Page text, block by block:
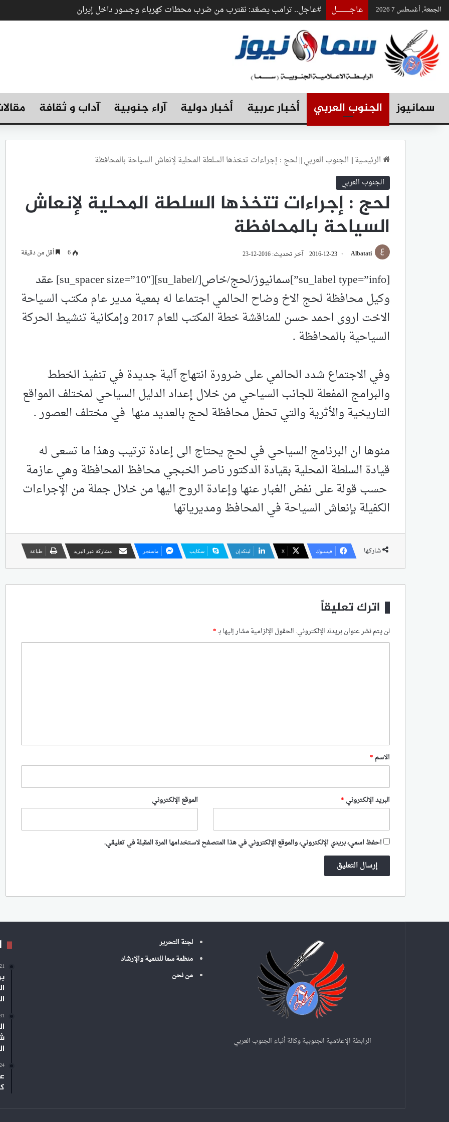
الجمعة, أغسطس 7 2026 عاجـــــــــــــل #عاجل.. ترامب يصعّد: نقترب من ضرب محطات كهرباء وجسور داخل إيران
سمانيوز الجنوب العربي أخبار عربية أخبار دولية آراء جنوبية آداب و ثقافة
الرئيسية||الجنوب العربي||لحج : إجراءات تتخذها السلطة المحلية لإنعاش السياحة بالمحافظة
الجنوب العربي
لحج : إجراءات تتخذها السلطة المحلية لإنعاش
السياحة بالمحافظة
Albatati
2016-12-23 آخر تحديث: 2016-12-23 6 أقل من دقيقة
[su_label type=”info”]سمانيوز/لحج/خاص[/su_label][su_spacer size=”10″] عقد
وكيل محافظة لحج الاخ وضاح الحالمي اجتماعا له بمعية مدير عام مكتب السياحة
الاخت اروى احمد حسن للمناقشة خطة المكتب للعام 2017 وإمكانية تنشيط الحركة
السياحية بالمحافظة .
وفي الاجتماع شدد الحالمي على ضرورة انتهاج آلية جديدة في تنفيذ الخطط
والبرامج المفعلة للجانب السياحي من خلال إعداد الدليل السياحي لمختلف المواقع
التاريخية والأثرية والتي تحفل محافظة لحج بالعديد منها في مختلف العصور .
منوها ان البرنامج السياحي في لحج يحتاج الى إعادة ترتيب وهذا ما تسعى له
قيادة السلطة المحلية بقيادة الدكتور ناصر الخبجي محافظ المحافظة وهي عازمة
حسب قولة على نفض الغبار عنها وإعادة الروح اليها من خلال جملة من الإجراءات
الكفيلة بإنعاش السياحة في المحافظ ومديرياتها
شاركها فيسبوك ‫X لينكدإن سكايب ماسنجر مشاركة عبر البريد طباعة
اترك تعليقاً
لن يتم نشر عنوان بريدك الإلكتروني. الحقول الإلزامية مشار إليها بـ*
*
الاسم *
البريد الإلكتروني * الموقع الإلكتروني
احفظ اسمي، بريدي الإلكتروني، والموقع الإلكتروني في هذا المتصفح لاستخدامها المرة المقبلة في تعليقي.
الرابطة الإعلامية الجنوبية وكالة أنباء الجنوب العربي
لجنة التحرير
منظمة سما للتنمية والإرشاد
من نحن